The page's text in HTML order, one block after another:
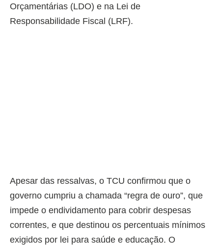
Orçamentárias (LDO) e na Lei de
Responsabilidade Fiscal (LRF).
Apesar das ressalvas, o TCU confirmou que o
governo cumpriu a chamada “regra de ouro”, que
impede o endividamento para cobrir despesas
correntes, e que destinou os percentuais mínimos
exigidos por lei para saúde e educação. O